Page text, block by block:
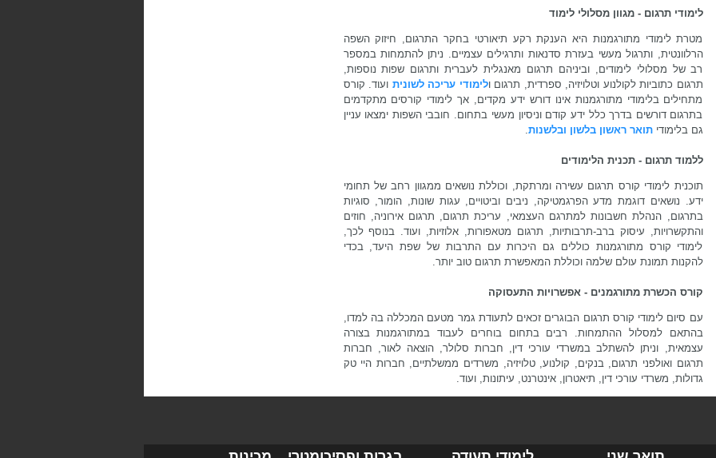
לימודי תרגום - מגוון מסלולי לימוד
מטרת לימודי מתורגמנות היא הענקת רקע תיאורטי בחקר התרגום, חיזוק השפה
הרלוונטית, ותרגול מעשי בעזרת סדנאות ותרגילים עצמיים. ניתן להתמחות במספר
רב של מסלולי לימודים, וביניהם תרגום מאנגלית לעברית ותרגום שפות נוספות,
תרגום כתוביות לקולנוע וטלויזיה, ספרדית, תרגום ולימודי עריכה לשונית ועוד. קורס
מתחילים בלימודי מתורגמנות אינו דורש ידע מקדים, אך לימודי קורסים מתקדמים
בתרגום דורשים בדרך כלל ידע קודם וניסיון מעשי בתחום. חובבי השפות ימצאו עניין
גם בלימודיתואר ראשון בלשון ובלשנות.
ללמוד תרגום - תכנית הלימודים
תוכנית לימודי קורס תרגום עשירה ומרתקת, וכוללת נושאים ממגוון רחב של תחומי
ידע. נושאים דוגמת מדע הפרגמטיקה, ניבים וביטויים, עגות שונות, הומור, סוגיות
בתרגום, הנהלת חשבונות למתרגם העצמאי, עריכת תרגום, תרגום אירוניה, חוזים
והתקשרויות, עיסוק ברב-תרבותיות, תרגום מטאפורות, אלוזיות, ועוד. בנוסף לכך,
לימודי קורס מתורגמנות כוללים גם היכרות עם התרבות של שפת היעד, בכדי
להקנות תמונת עולם שלמה וכוללת המאפשרת תרגום טוב יותר.
קורס הכשרת מתורגמנים - אפשרויות התעסוקה
עם סיום לימודי קורס תרגום הבוגרים זכאים לתעודת גמר מטעם המכללה בה למדו,
בהתאם למסלול ההתמחות. רבים בתחום בוחרים לעבוד במתורגמנות בצורה
עצמאית, וניתן להשתלב במשרדי עורכי דין, חברות סלולר, הוצאה לאור, חברות
תרגום ואולפני תרגום, בנקים, קולנוע, טלויזיה, משרדים ממשלתיים, חברות היי טק
גדולות, משרדי עורכי דין, תיאטרון, אינטרנט, עיתונות, ועוד.